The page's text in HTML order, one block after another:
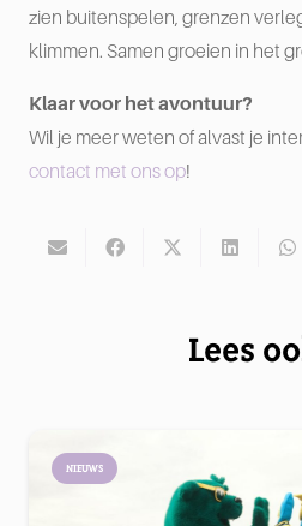
zien buitenspelen, grenzen
klimmen. Samen groeien in het
Klaar voor het avontuur?
Wil je meer weten of alvast je
contact met ons op!
Lees
NIEUWS